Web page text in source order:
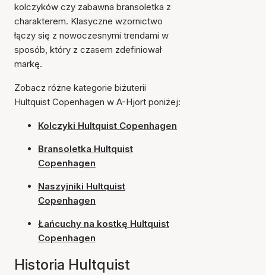
kolczyków czy zabawna bransoletka z
charakterem. Klasyczne wzornictwo
łączy się z nowoczesnymi trendami w
sposób, który z czasem zdefiniował
markę.
Zobacz różne kategorie biżuterii
Hultquist Copenhagen w A-Hjort poniżej:
Kolczyki Hultquist Copenhagen
Bransoletka Hultquist
Copenhagen
Naszyjniki Hultquist
Copenhagen
Łańcuchy na kostkę Hultquist
Copenhagen
Historia Hultquist